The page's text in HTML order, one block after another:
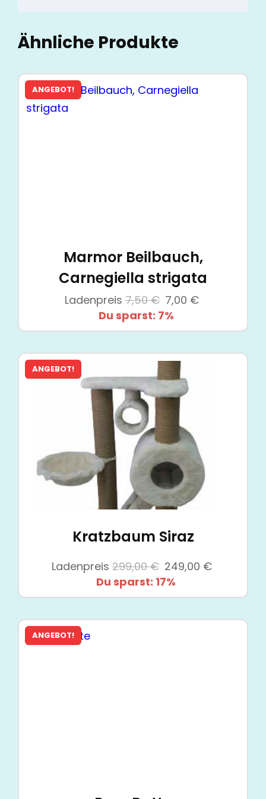
Ähnliche Produkte
ANGEBOT!
Marmor Beilbauch,
Carnegiella strigata
Ladenpreis 7,50€ Ursprünglicher
Preis
war:
7,00 €
ist:
Du sparst: 7%
ANGEBOT!
Kratzbaum Siraz
Ladenpreis 299,00€ Ursprünglicher
Preis
war:
249,00 €
ist:
Du sparst: 17%
ANGEBOT!